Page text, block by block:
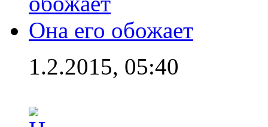
Она его обожает
1.2.2015, 05:40